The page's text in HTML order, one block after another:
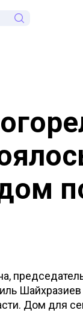
Дом для